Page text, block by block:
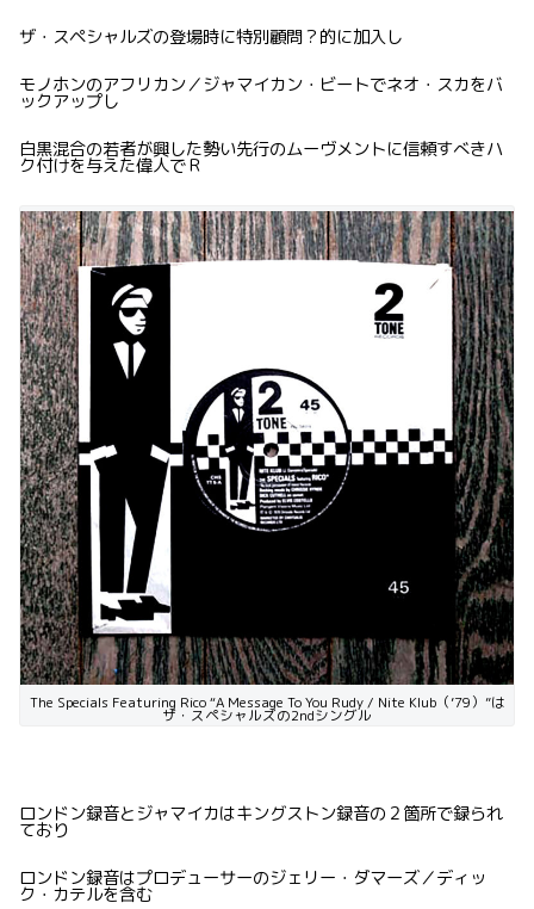
ザ・スペシャルズの登場時に特別顧問？的に加入し
モノホンのアフリカン／ジャマイカン・ビートでネオ・スカをバ
ックアップし
白黒混合の若者が興した勢い先行のムーヴメントに信頼すべきハ
ク付けを与えた偉人でＲ
The Specials Featuring Rico “A Message To You Rudy / Nite Klub（’79）”は
ザ・スペシャルズの2ndシングル
ロンドン録音とジャマイカはキングストン録音の２箇所で録られ
ており
ロンドン録音はプロデューサーのジェリー・ダマーズ／ディッ
ク・カテルを含む